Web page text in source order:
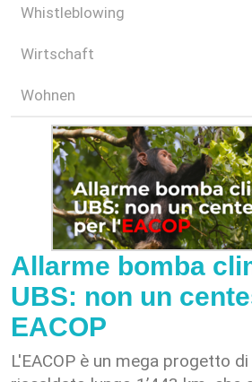
Whistleblowing
Wirtschaft
Wohnen
Allarme bomba
UBS: non un
EACOP
L'EACOP è un mega progetto